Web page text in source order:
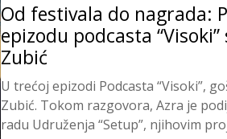
Od festivala do nagrada:
epizodu podcasta
Zubić
U trećoj epizodi Podcasta “Visoki”,
Zubić. Tokom razgovora, Azra je
radu Udruženja “Setup”, njihovim